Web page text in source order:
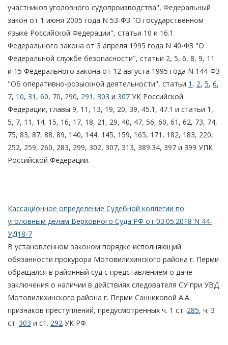
участников уголовного судопроизводства", Федеральный
закон от 1 июня 2005 года N 53-ФЗ "О государственном
языке Российской Федерации", статьи 10 и 16.1
Федерального закона от 3 апреля 1995 года N 40-ФЗ "О
Федеральной службе безопасности", статьи 2, 5, 6, 8, 9, 11
и 15 Федерального закона от 12 августа 1995 года N 144-ФЗ
"Об оперативно-розыскной деятельности", статьи 1 , 2, 5, 6,
7, 10, 31 , 60, 70, 290, 291 , 303 и 307 УК Российской
Федерации, главы 9, 11, 13, 19, 20, 39, 45.1, 47.1 и статьи 1,
5, 7, 11, 14, 15, 16, 17, 18, 21, 29, 40, 47, 56, 60, 61, 62, 73, 74,
75, 83, 87, 88, 89, 140, 144, 145, 159, 165, 171, 182, 183, 220,
252, 259, 260, 283, 299, 302, 307, 313, 389.34, 397 и 399 УПК
Российской Федерации.
Кассационное определение Судебной коллегии по
уголовным делам Верховного Суда РФ от 03.05.2018 N 44-
УД18-7
В установленном законом порядке исполняющий
обязанности прокурора Мотовилихинского района г. Перми
обращался в районный суд с представлением о даче
заключения о наличии в действиях следователя СУ при УВД
Мотовилихинского района г. Перми Санниковой А.А.
признаков преступлений, предусмотренных ч. 1 ст. 285, ч. 3
ст. 303 и ст. 292 УК РФ.